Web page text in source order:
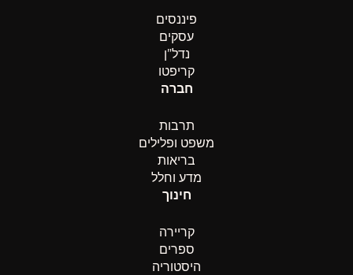
פיננסים
עסקים
נדל”ן
קריפטו
חברה
תרבות
משפט ופלילים
בריאות
מדע וחלל
חינוך
קריירה
ספרים
היסטוריה